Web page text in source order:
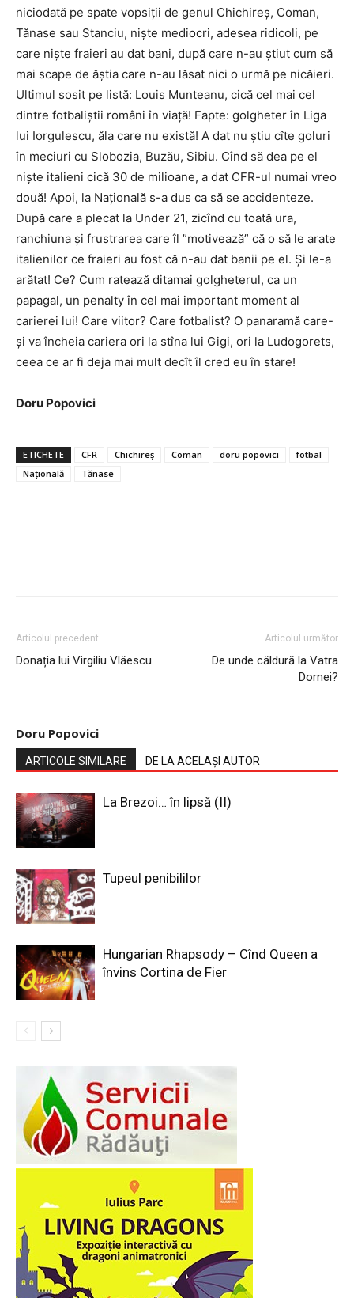
niciodată pe spate vopsiții de genul Chichireș, Coman,
Tănase sau Stanciu, niște mediocri, adesea ridicoli, pe
care niște fraieri au dat bani, după care n-au știut cum să
mai scape de ăștia care n-au lăsat nici o urmă pe nicăieri.
Ultimul sosit pe listă: Louis Munteanu, cică cel mai cel
dintre fotbaliștii români în viață! Fapte: golgheter în Liga
lui Iorgulescu, ăla care nu există! A dat nu știu cîte goluri
în meciuri cu Slobozia, Buzău, Sibiu. Cînd să dea pe el
niște italieni cică 30 de milioane, a dat CFR-ul numai vreo
două! Apoi, la Națională s-a dus ca să se accidenteze.
După care a plecat la Under 21, zicînd cu toată ura,
ranchiuna și frustrarea care îl ”motivează” că o să le arate
italienilor ce fraieri au fost că n-au dat banii pe el. Și le-a
arătat! Ce? Cum ratează ditamai golgheterul, ca un
papagal, un penalty în cel mai important moment al
carierei lui! Care viitor? Care fotbalist? O panaramă care-
și va încheia cariera ori la stîna lui Gigi, ori la Ludogorets,
ceea ce ar fi deja mai mult decît îl cred eu în stare!
Doru Popovici
ETICHETE CFR Chichireș Coman doru popovici
fotbal
Națională
Tănase
Articolul precedent
Donația lui Virgiliu Vlăescu
Articolul următor
De unde căldură la Vatra
Dornei?
Doru Popovici
ARTICOLE SIMILARE DE LA ACELAȘI AUTOR
La Brezoi… în lipsă (II)
Tupeul penibililor
Hungarian Rhapsody – Cînd Queen a
învins Cortina de Fier